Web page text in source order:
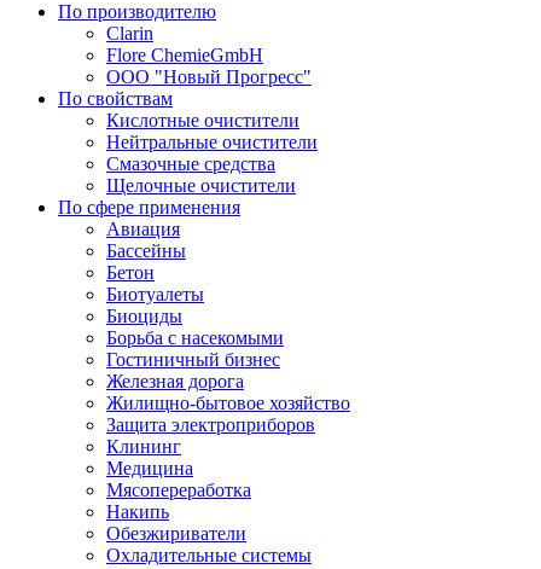
По производителю
Clarin
Flore ChemieGmbH
ООО "Новый Прогресс"
По свойствам
Кислотные очистители
Нейтральные очистители
Смазочные средства
Щелочные очистители
По сфере применения
Авиация
Бассейны
Бетон
Биотуалеты
Биоциды
Борьба с насекомыми
Гостиничный бизнес
Железная дорога
Жилищно-бытовое хозяйство
Защита электроприборов
Клининг
Медицина
Мясопереработка
Накипь
Обезжириватели
Охладительные системы